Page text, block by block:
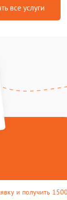
все услуги
и получить